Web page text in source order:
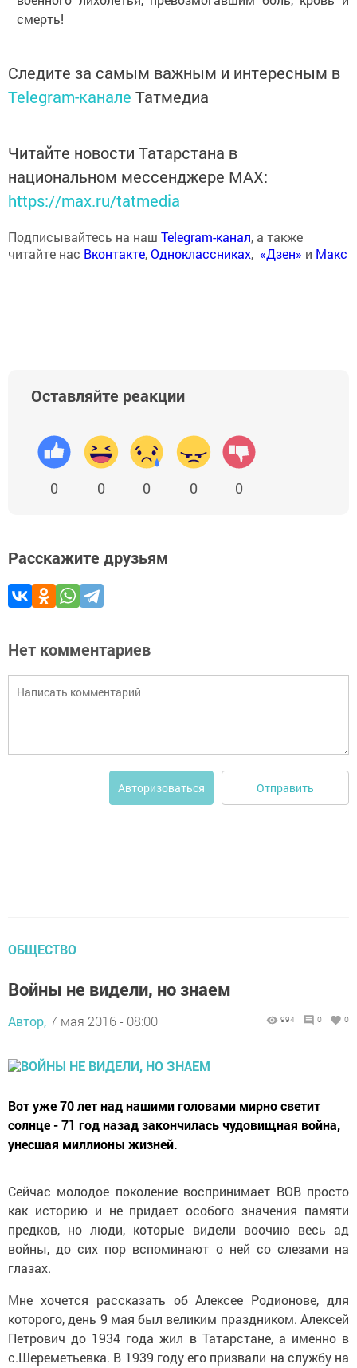
смерть!
Следите за самым важным и интересным в
Telegram-канале Татмедиа
Читайте новости Татарстана в
национальном мессенджере MАХ:
https://max.ru/tatmedia
Подписывайтесь на наш Telegram-канал, а также
читайте нас Вконтакте,Одноклассниках, «Дзен» и Макс
Оставляйте реакции
0 0 0 0 0
Расскажите друзьям
Нет комментариев
Авторизоваться Отправить
ОБЩЕСТВО
Войны не видели, но знаем
Автор, 7 мая 2016 - 08:00 994 0 0
Вот уже 70 лет над нашими головами мирно светит
солнце - 71 год назад закончилась чудовищная война,
унесшая миллионы жизней.
Сейчас молодое поколение воспринимает ВОВ просто
как историю и не придает особого значения памяти
предков, но люди, которые видели воочию весь ад
войны, до сих пор вспоминают о ней со слезами на
глазах.
Мне хочется рассказать об Алексее Родионове, для
которого, день 9 мая был великим праздником. Алексей
Петрович до 1934 года жил в Татарстане, а именно в
с.Шереметьевка. В 1939 году его призвали на службу на